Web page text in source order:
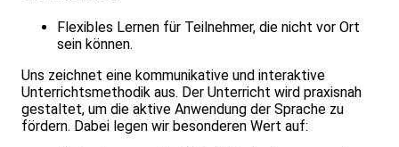
Flexibles Lernen für Teilnehmer, die nicht vor Ort
sein können.
Uns zeichnet eine kommunikative und interaktive
Unterrichtsmethodik aus. Der Unterricht wird praxisnah
gestaltet, um die aktive Anwendung der Sprache zu
fördern. Dabei legen wir besonderen Wert auf: